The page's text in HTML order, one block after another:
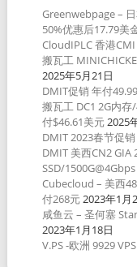
Greenwebpage –
50%优惠后17.79美
CloudIPLC 香港
搬瓦工
2025年5月21日
DMIT促销 年付
搬瓦工 DC1 2G内
付$46.61美元2025
DMIT 2023春节促
DMIT 美西CN2 GIA
SSD/
Cubecloud – 美西
付268元2023年1月
咸鱼云 – 圣何塞
2023年1月18日
V.PS -欧洲 9929